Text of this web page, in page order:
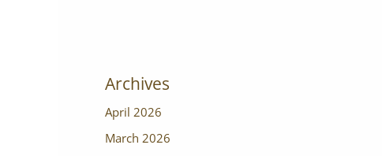
Archives
April 2026
March 2026